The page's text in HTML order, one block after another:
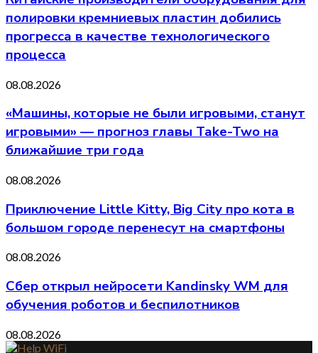
полировки кремниевых пластин добились
прогресса в качестве технологического
процесса
08.08.2026
«Машины, которые не были игровыми, станут
игровыми» — прогноз главы Take-Two на
ближайшие три года
08.08.2026
Приключение Little Kitty, Big City про кота в
большом городе перенесут на смартфоны
08.08.2026
Сбер открыл нейросети Kandinsky WM для
обучения роботов и беспилотников
08.08.2026